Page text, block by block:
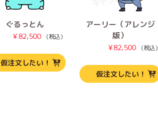
ぐるっとん
¥ 82,500 （税込）
仮注文したい！
アーリー（アレンジ
版）
¥82,500 （税込）
仮注文したい！